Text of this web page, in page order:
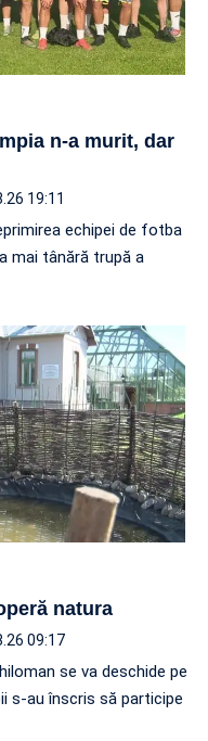
n-a murit, dar
19:11
echipei de fotba
mai tânără trupă a
natura
09:17
se va deschide pe
s-au înscris să participe